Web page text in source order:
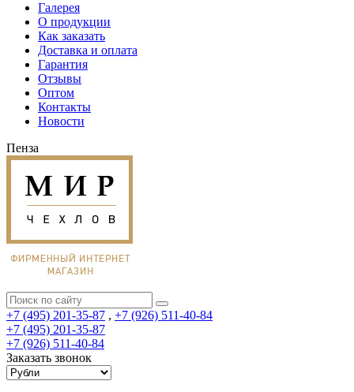
Галерея
О продукции
Как заказать
Доставка и оплата
Гарантия
Отзывы
Оптом
Контакты
Новости
Пенза
+7 (495) 201-35-87 , +7 (926) 511-40-84
+7 (495) 201-35-87
+7 (926) 511-40-84
Заказать звонок